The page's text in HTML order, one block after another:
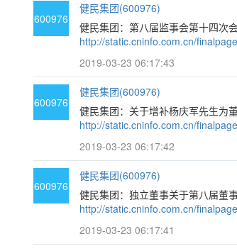
600976
健民集团(600976)
健民集团：第八届监事会第十四次
http://static.cninfo.com.cn/
2019-03-23 06:17:43
600976
健民集团(600976)
健民集团：关于增补杨庆军先生为
http://static.cninfo.com.cn/
2019-03-23 06:17:42
600976
健民集团(600976)
健民集团：独立董事关于第八届董
http://static.cninfo.com.cn/
2019-03-23 06:17:41